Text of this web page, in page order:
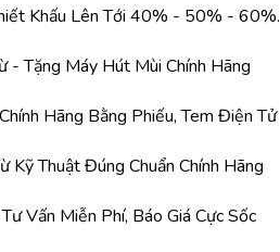
Khấu Lên Tới 40% - 50% - 60%.
- Tặng Máy Hút Mùi Chính Hãng
Hãng Bằng Phiếu, Tem Điện Tử
Thuật Đúng Chuẩn Chính Hãng
Vấn Miễn Phí, Báo Giá Cực Sốc